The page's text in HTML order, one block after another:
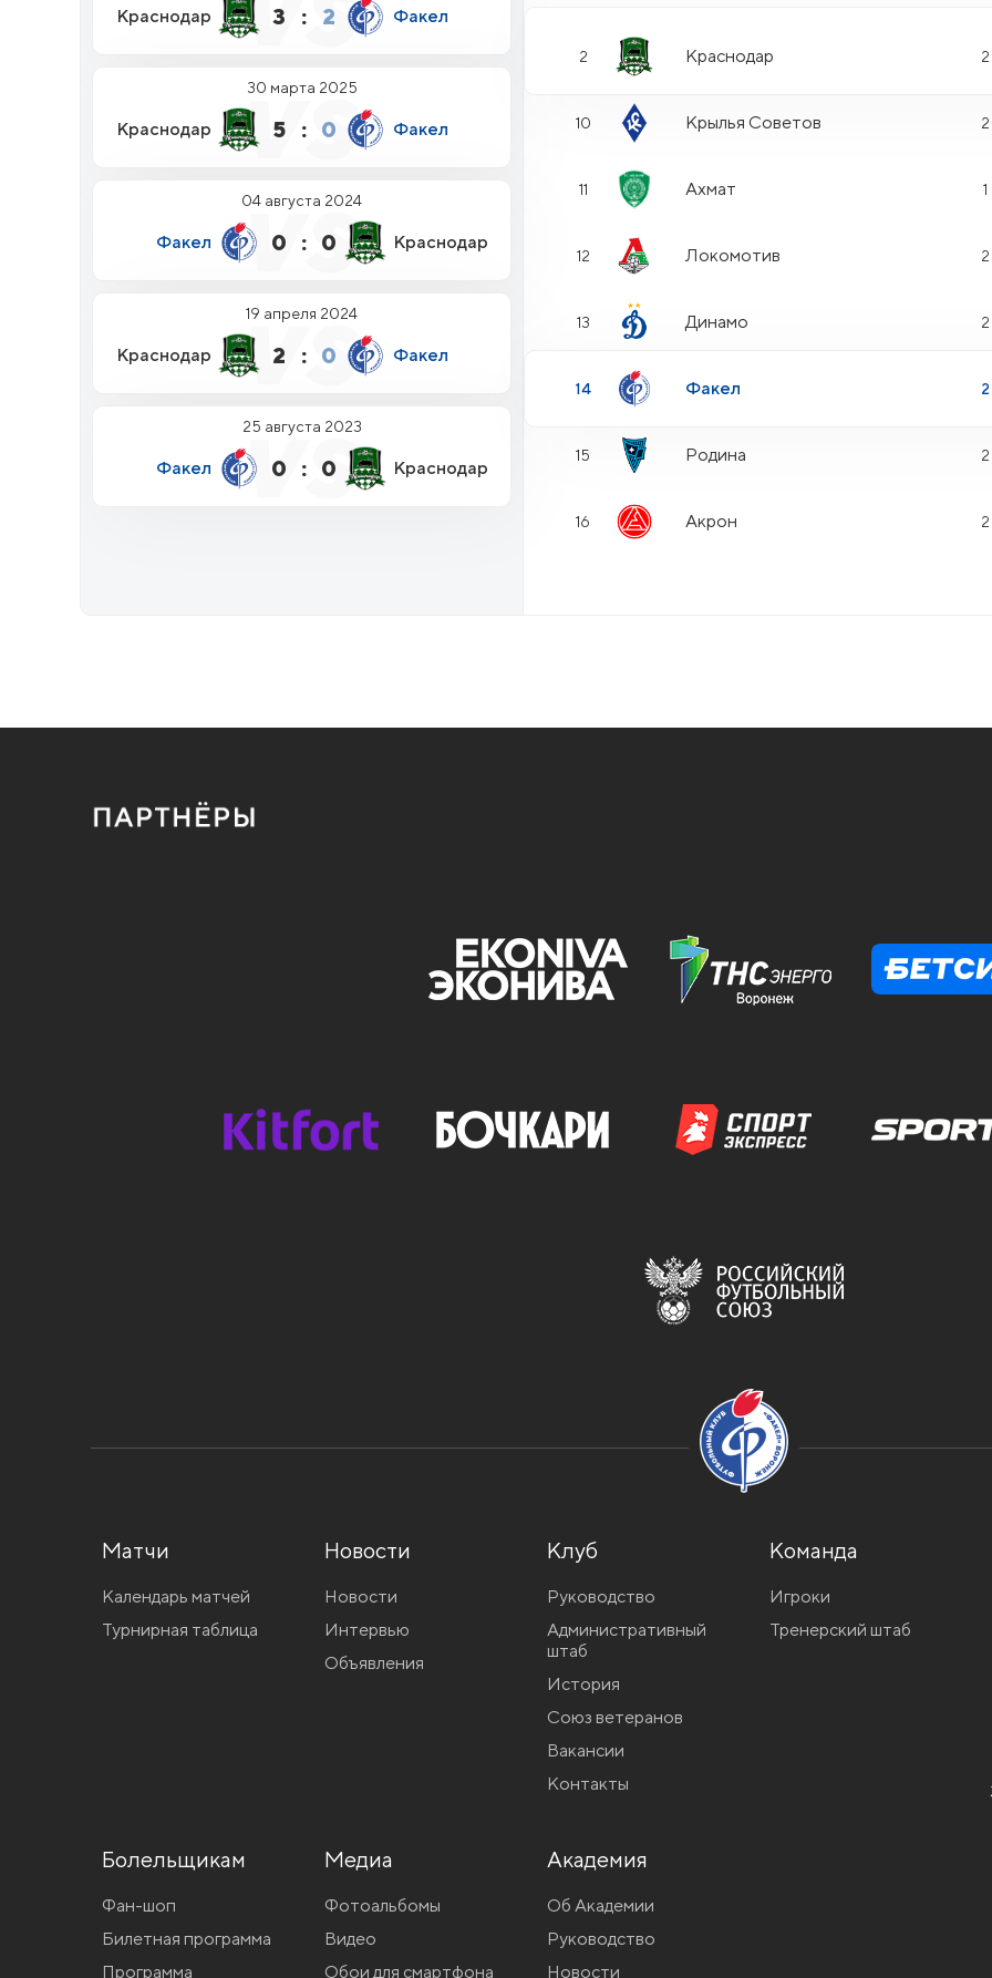
Краснодар 3 : 2 Факел
30 марта 2025
Краснодар 5 : 0 Факел
04 августа 2024
Факел 0 : 0 Краснодар
19 апреля 2024
Краснодар 2 : 0 Факел
25 августа 2023
Факел 0 : 0 Краснодар
2 Краснодар 2
10 Крылья Советов 2
11 Ахмат 1
12 Локомотив 2
13 Динамо 2
14 Факел 2
15 Родина 2
16 Акрон 2
Матчи
Календарь матчей
Турнирная таблица
Новости
Новости
Интервью
Объявления
Клуб
Руководство
Административный
штаб
История
Союз ветеранов
Вакансии
Контакты
Команда
Игроки
Тренерский штаб
Болельщикам
Фан-шоп
Билетная программа
Программа
Медиа
Фотоальбомы
Видео
Обои для смартфона
Академия
Об Академии
Руководство
Новости